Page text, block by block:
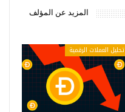
المزيد عن المؤلف
تحليل العملات الرقمية